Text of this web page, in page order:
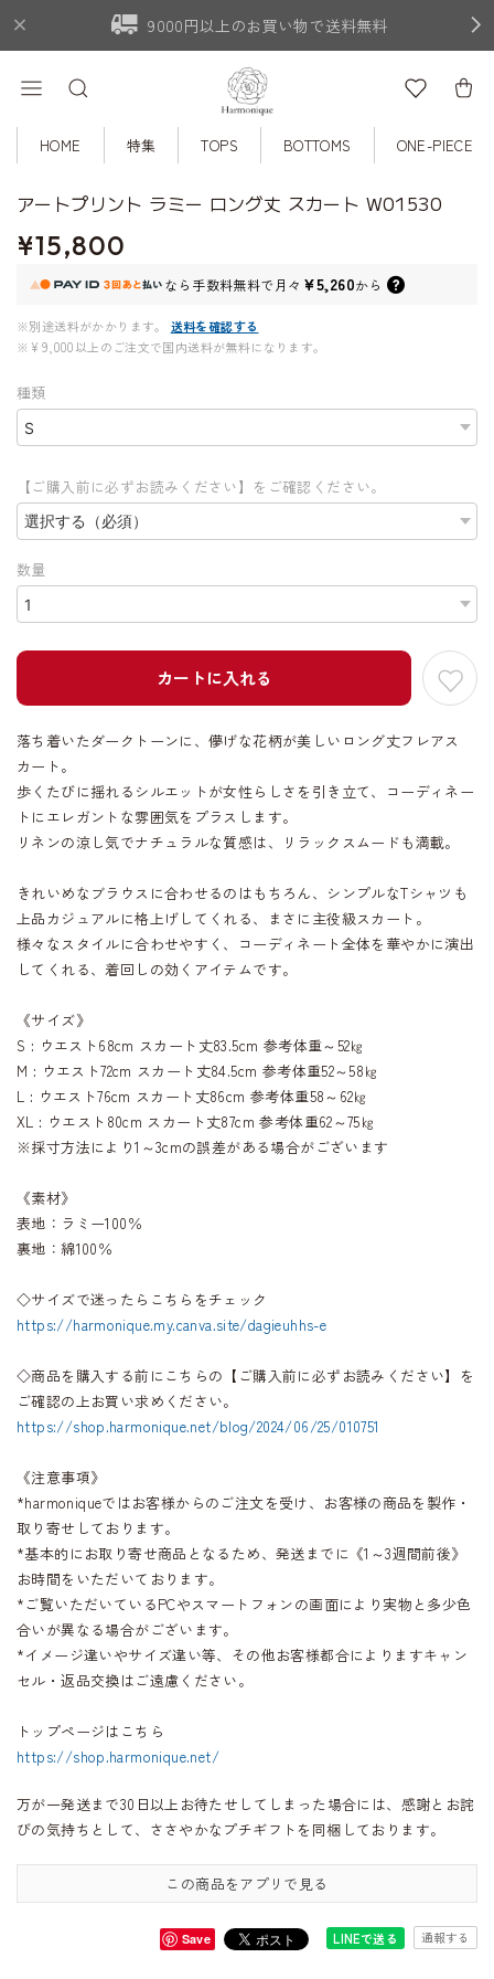
9000円以上のお買い物で送料無料
HOME 特集 TOPS BOTTOMS ONE-PIECE
アートプリント ラミー ロング丈 スカート W01530
¥15,800
なら 手数料無料で月々 ¥5,260から
※別途送料がかかります。
送料を確認する
※¥9,000以上のご注文で国内送料が無料になります。
種類
【ご購入前に必ずお読みください】をご確認ください。
数量
カートに入れる
落ち着いたダークトーンに、儚げな花柄が美しいロング丈フレアス
カート。
歩くたびに揺れるシルエットが女性らしさを引き立て、コーディネー
トにエレガントな雰囲気をプラスします。
リネンの涼し気でナチュラルな質感は、リラックスムードも満載。
きれいめなブラウスに合わせるのはもちろん、シンプルなTシャツも
上品カジュアルに格上げしてくれる、まさに主役級スカート。
様々なスタイルに合わせやすく、コーディネート全体を華やかに演出
してくれる、着回しの効くアイテムです。
《サイズ》
S : ウエスト68cm スカート丈83.5cm 参考体重～52㎏
M : ウエスト72cm スカート丈84.5cm 参考体重52～58㎏
L : ウエスト76cm スカート丈86cm 参考体重58～62㎏
XL : ウエスト80cm スカート丈87cm 参考体重62～75㎏
※採寸方法により1～3cmの誤差がある場合がございます
《素材》
表地：ラミー100％
裏地：綿100％
◇サイズで迷ったらこちらをチェック
https://harmonique.my.canva.site/dagieuhhs-e
◇商品を購入する前にこちらの【ご購入前に必ずお読みください】を
ご確認の上お買い求めください。
https://shop.harmonique.net/blog/2024/06/25/010751
《注意事項》
*harmoniqueではお客様からのご注文を受け、お客様の商品を製作・
取り寄せしております。
*基本的にお取り寄せ商品となるため、発送までに《1～3週間前後》
お時間をいただいております。
*ご覧いただいているPCやスマートフォンの画面により実物と多少色
合いが異なる場合がございます。
*イメージ違いやサイズ違い等、その他お客様都合によりますキャン
セル・返品交換はご遠慮ください。
トップページはこちら
https://shop.harmonique.net/
万が一発送まで30日以上お待たせしてしまった場合には、感謝とお詫
びの気持ちとして、ささやかなプチギフトを同梱しております。
この商品をアプリで見る
Save LINEで送る 通報する